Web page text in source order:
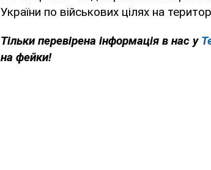
України по військових цілях на
Тільки перевірена інформація в нас у
на фейки!